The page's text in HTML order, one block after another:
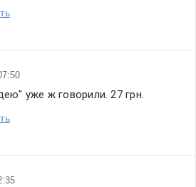
уже ж говорили. 27 грн.